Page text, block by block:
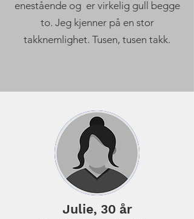
enestående og er virkelig gull begge
to. Jeg kjenner på en stor
takknemlighet. Tusen, tusen takk.
Julie, 30 år